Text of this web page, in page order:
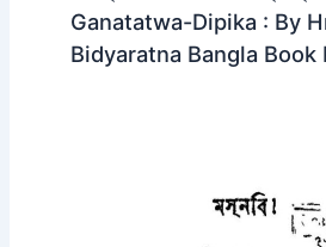
Ganatatwa-Dipika : By
Bidyaratna Bangla Book